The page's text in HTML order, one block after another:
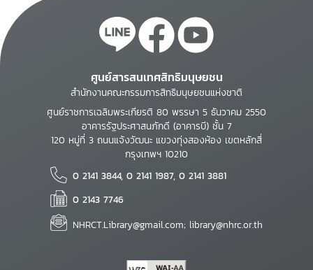
ศูนย์สารสนเทศสิทธิมนุษยชน
สำนักงานคณะกรรมการสิทธิมนุษยชนแห่งชาติ
ศูนย์ราชการเฉลิมพระเกียรติ 80 พรรษา 5 ธันวาคม 2550
อาคารรัฐประศาสนภักดี (อาคารบี) ชั้น 7
120 หมู่ที่ 3 ถนนแจ้งวัฒนะ แขวงทุ่งสองห้อง เขตหลักสี่
กรุงเทพฯ 10210
0 2141 3844, 0 2141 1987, 0 2141 3881
0 2143 7746
NHRCT.Library@gmail.com; library@nhrc.or.th